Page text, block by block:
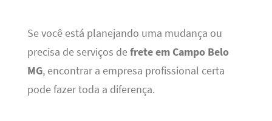
Se você está planejando uma mudança ou
precisa de serviços defrete em Campo Belo
MG, encontrar a empresa profissional certa
pode fazer toda a diferença.